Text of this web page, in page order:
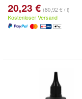
20,23 € (80,92 € / l)
Kostenloser Versand